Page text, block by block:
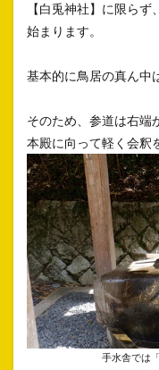
【白兎神社】に限ら
始まります。
基本的に鳥居の真ん中
そのため、参道は右端
本殿に向って軽く会釈
手水舎では